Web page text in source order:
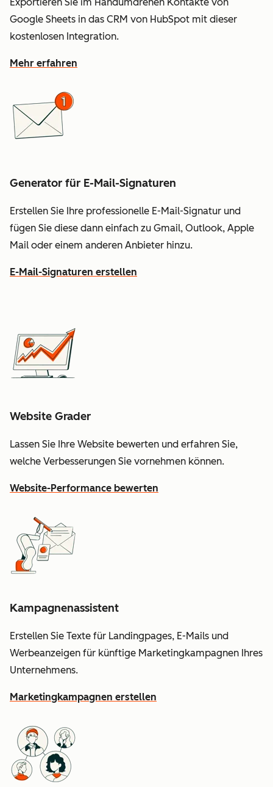
Google Sheets in das CRM von HubSpot mit dieser
kostenlosen Integration.
Mehr erfahren
Generator für E-Mail-Signaturen
Erstellen Sie Ihre professionelle E-Mail-Signatur und
fügen Sie diese dann einfach zu Gmail, Outlook, Apple
Mail oder einem anderen Anbieter hinzu.
E-Mail-Signaturen erstellen
Website Grader
Lassen Sie Ihre Website bewerten und erfahren Sie,
welche Verbesserungen Sie vornehmen können.
Website-Performance bewerten
Kampagnenassistent
Erstellen Sie Texte für Landingpages, E-Mails und
Werbeanzeigen für künftige Marketingkampagnen Ihres
Unternehmens.
Marketingkampagnen erstellen